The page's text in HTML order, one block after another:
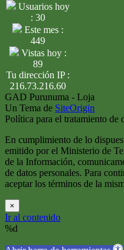
Usuarios hoy
: 30
Este mes :
449
Vistas hoy :
89
Tu dirección IP :
216.73.216.60
GAD Purunuma - Loja
Un Tema de SiteOrigin
Política para el tratamiento de
En cumplimiento de lo
emitido por el Ministerio de
de la Información,
de datos personales. Para
aceptar los términos de la
×
Ir al contenido
%d